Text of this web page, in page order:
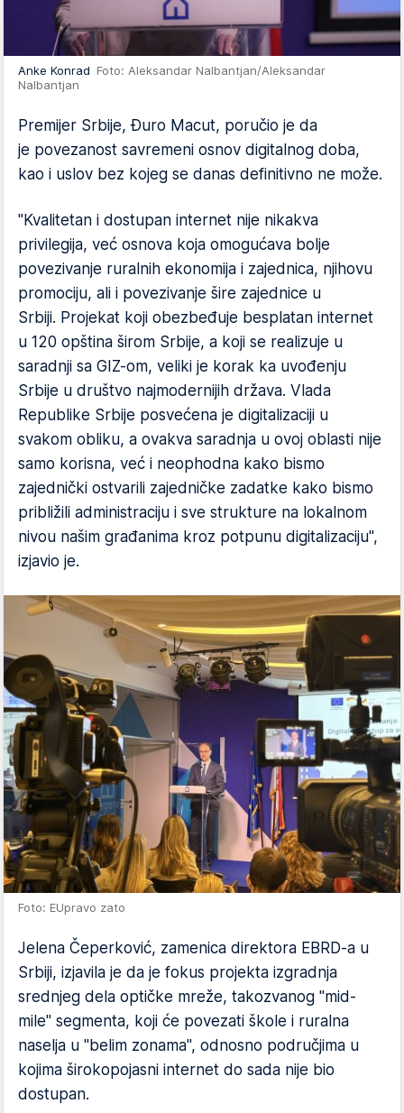
Anke Konrad Foto: Aleksandar Nalbantjan/Aleksandar
Nalbantjan
Premijer Srbije, Đuro Macut, poručio je da
je povezanost savremeni osnov digitalnog doba,
kao i uslov bez kojeg se danas definitivno ne može.
"Kvalitetan i dostupan internet nije nikakva
privilegija, već osnova koja omogućava bolje
povezivanje ruralnih ekonomija i zajednica, njihovu
promociju, ali i povezivanje šire zajednice u
Srbiji. Projekat koji obezbeđuje besplatan internet
u 120 opština širom Srbije, a koji se realizuje u
saradnji sa GIZ-om, veliki je korak ka uvođenju
Srbije u društvo najmodernijih država. Vlada
Republike Srbije posvećena je digitalizaciji u
svakom obliku, a ovakva saradnja u ovoj oblasti nije
samo korisna, već i neophodna kako bismo
zajednički ostvarili zajedničke zadatke kako bismo
približili administraciju i sve strukture na lokalnom
nivou našim građanima kroz potpunu digitalizaciju",
izjavio je.
Foto: EUpravo zato
Jelena Čeperković, zamenica direktora EBRD-a u
Srbiji, izjavila je da je fokus projekta izgradnja
srednjeg dela optičke mreže, takozvanog "mid-
mile" segmenta, koji će povezati škole i ruralna
naselja u "belim zonama", odnosno područjima u
kojima širokopojasni internet do sada nije bio
dostupan.